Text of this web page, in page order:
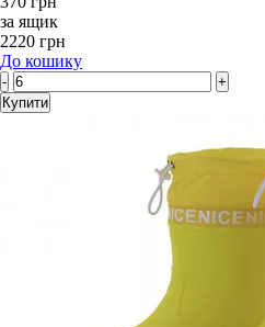
за ящик
2220 грн
До кошику
-
+
Купити